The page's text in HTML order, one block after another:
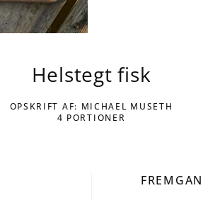
Helstegt fisk
OPSKRIFT AF: MICHAEL MUSETH
4 PORTIONER